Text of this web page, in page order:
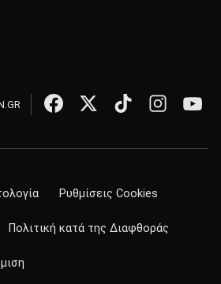
Ρυθμίσεις Cookies
Πολιτική κατά της Διαφθοράς